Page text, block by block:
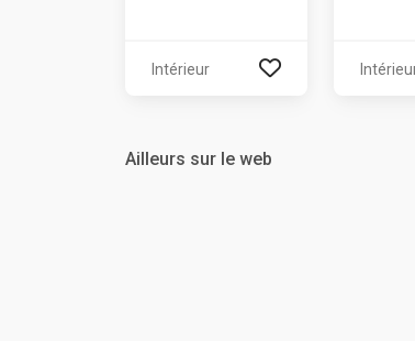
Intérieur
Ailleurs sur le web